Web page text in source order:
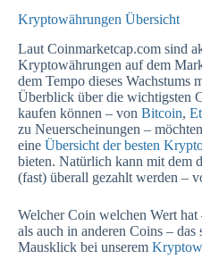
Kryptowährungen Übersicht
Laut Coinmarketcap.com sind
Kryptowährungen auf dem
dem Tempo dieses Wachstums
Überblick über die wichtigsten
kaufen können – von Bitcoin,
zu Neuerscheinungen –
eine Übersicht der besten
bieten. Natürlich kann mit dem
(fast) überall gezahlt werden –
Welcher Coin welchen Wert
als auch in anderen Coins – das
Mausklick bei unserem